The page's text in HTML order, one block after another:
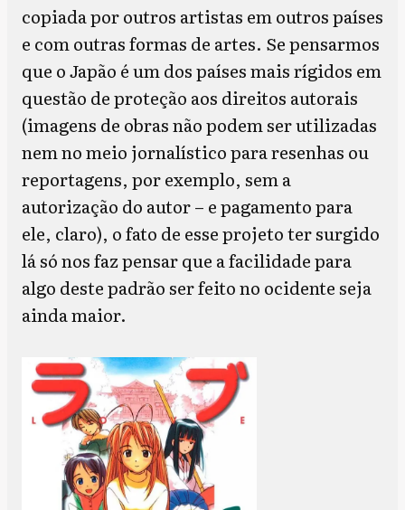
copiada por outros artistas em outros países
e com outras formas de artes. Se pensarmos
que o Japão é um dos países mais rígidos em
questão de proteção aos direitos autorais
(imagens de obras não podem ser utilizadas
nem no meio jornalístico para resenhas ou
reportagens, por exemplo, sem a
autorização do autor – e pagamento para
ele, claro), o fato de esse projeto ter surgido
lá só nos faz pensar que a facilidade para
algo deste padrão ser feito no ocidente seja
ainda maior.